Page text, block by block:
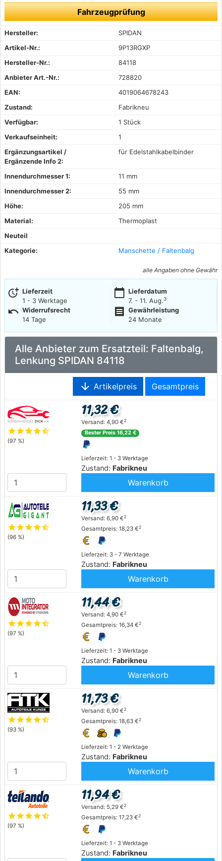
Fahrzeugprüfung
Hersteller:
SPIDAN
Artikel-Nr.:
9P13RGXP
Hersteller-Nr.:
84118
Anbieter Art.-Nr.:
728820
EAN:
4019064678243
Zustand:
Fabrikneu
Verfügbar:
1 Stück
Verkaufseinheit:
1
Ergänzungsartikel /
Ergänzende Info 2:
für Edelstahlkabelbinder
Innendurchmesser 1:
11 mm
Innendurchmesser 2:
55 mm
Höhe:
205 mm
Material:
Thermoplast
Neuteil
Kategorie:
Manschette / Faltenbalg
alle Angaben ohne Gewähr
more_time Lieferzeit
1 - 3 Werktage
calendar_today Lieferdatum
7. - 11. Aug.3
undo Widerrufsrecht
14 Tage
receipt
Gewährleistung
24 Monate
Alle Anbieter zum Ersatzteil: Faltenbalg,
Lenkung SPIDAN 84118
arrow_downward Artikelpreis Gesamtpreis
starstarstarstarstar_half
(97 %)
Lieferzeit: 1 - 3 Werktage
Zustand: Fabrikneu
11,32 €
Versand: 4,90 €2
Bester Preis 16,22 €
Warenkorb
starstarstarstarstar_half
(96 %)
Lieferzeit: 3 - 7 Werktage
Zustand: Fabrikneu
11,33 €
Versand: 6,90 €2
Gesamtpreis: 18,23 €2
Warenkorb
starstarstarstarstar_half
(97 %)
Lieferzeit: 1 - 3 Werktage
Zustand: Fabrikneu
11,44 €
Versand: 4,90 €2
Gesamtpreis: 16,34 €2
Warenkorb
starstarstarstarstar_half
(93 %)
Lieferzeit: 1 - 2 Werktage
Zustand: Fabrikneu
11,73 €
Versand: 6,90 €2
Gesamtpreis: 18,63 €2
Warenkorb
starstarstarstarstar_half
(97 %)
Lieferzeit: 1 - 3 Werktage
Zustand: Fabrikneu
11,94 €
Versand: 5,29 €2
Gesamtpreis: 17,23 €2